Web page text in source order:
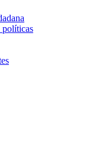
políticas